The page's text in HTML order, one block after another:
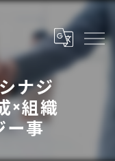
ナジ
×組織
ー事